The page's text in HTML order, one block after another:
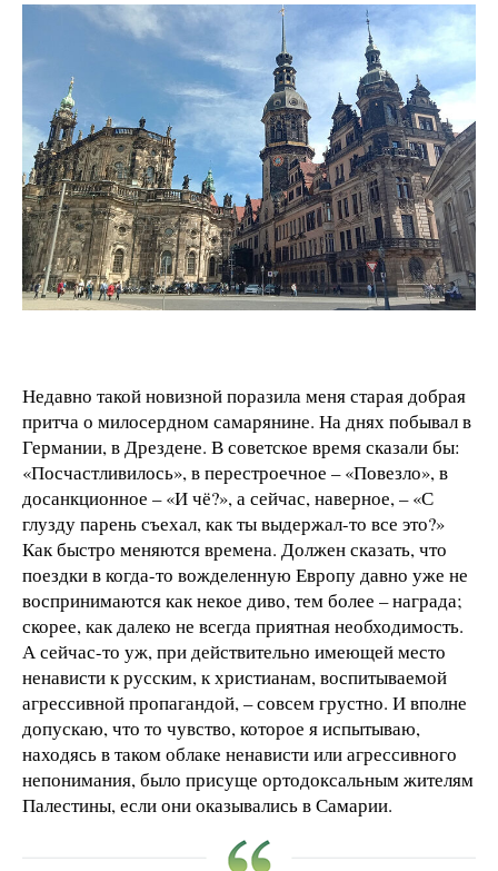
Недавно такой новизной поразила меня старая добрая
притча о милосердном самарянине. На днях побывал в
Германии, в Дрездене. В советское время сказали бы:
«Посчастливилось», в перестроечное – «Повезло», в
досанкционное – «И чё?», а сейчас, наверное, – «С
глузду парень съехал, как ты выдержал-то все это?»
Как быстро меняются времена. Должен сказать, что
поездки в когда-то вожделенную Европу давно уже не
воспринимаются как некое диво, тем более – награда;
скорее, как далеко не всегда приятная необходимость.
А сейчас-то уж, при действительно имеющей место
ненависти к русским, к христианам, воспитываемой
агрессивной пропагандой, – совсем грустно. И вполне
допускаю, что то чувство, которое я испытываю,
находясь в таком облаке ненависти или агрессивного
непонимания, было присуще ортодоксальным жителям
Палестины, если они оказывались в Самарии.